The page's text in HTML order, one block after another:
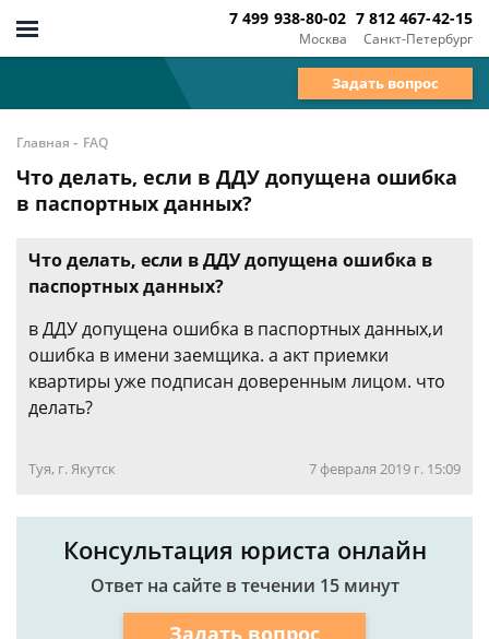
Москва
7 499 938-80-02
Санкт-Петербург
7 812 467-42-15
Задать вопрос
Главная - FAQ
Что делать, если в ДДУ допущена ошибка
в паспортных данных?
Что делать, если в ДДУ допущена ошибка в
паспортных данных?
в ДДУ допущена ошибка в паспортных данных,и
ошибка в имени заемщика. а акт приемки
квартиры уже подписан доверенным лицом. что
делать?
Туя, г. Якутск 7 февраля 2019 г. 15:09
Консультация юриста онлайн
Ответ на сайте в течении 15 минут
Задать вопрос